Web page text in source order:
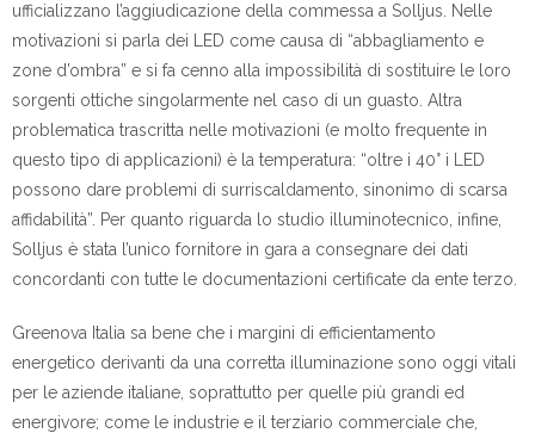
ufficializzano l’aggiudicazione della commessa a Solljus. Nelle
motivazioni si parla dei LED come causa di “abbagliamento e
zone d’ombra” e si fa cenno alla impossibilità di sostituire le loro
sorgenti ottiche singolarmente nel caso di un guasto. Altra
problematica trascritta nelle motivazioni (e molto frequente in
questo tipo di applicazioni) è la temperatura: “oltre i 40° i LED
possono dare problemi di surriscaldamento, sinonimo di scarsa
affidabilità”. Per quanto riguarda lo studio illuminotecnico, infine,
Solljus è stata l’unico fornitore in gara a consegnare dei dati
concordanti con tutte le documentazioni certificate da ente terzo.
Greenova Italia sa bene che i margini di efficientamento
energetico derivanti da una corretta illuminazione sono oggi vitali
per le aziende italiane, soprattutto per quelle più grandi ed
energivore; come le industrie e il terziario commerciale che,